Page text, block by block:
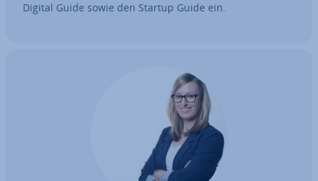
Digital Guide sowie den Startup Guide ein.